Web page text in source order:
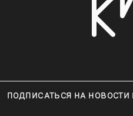
ПОДПИСАТЬСЯ НА